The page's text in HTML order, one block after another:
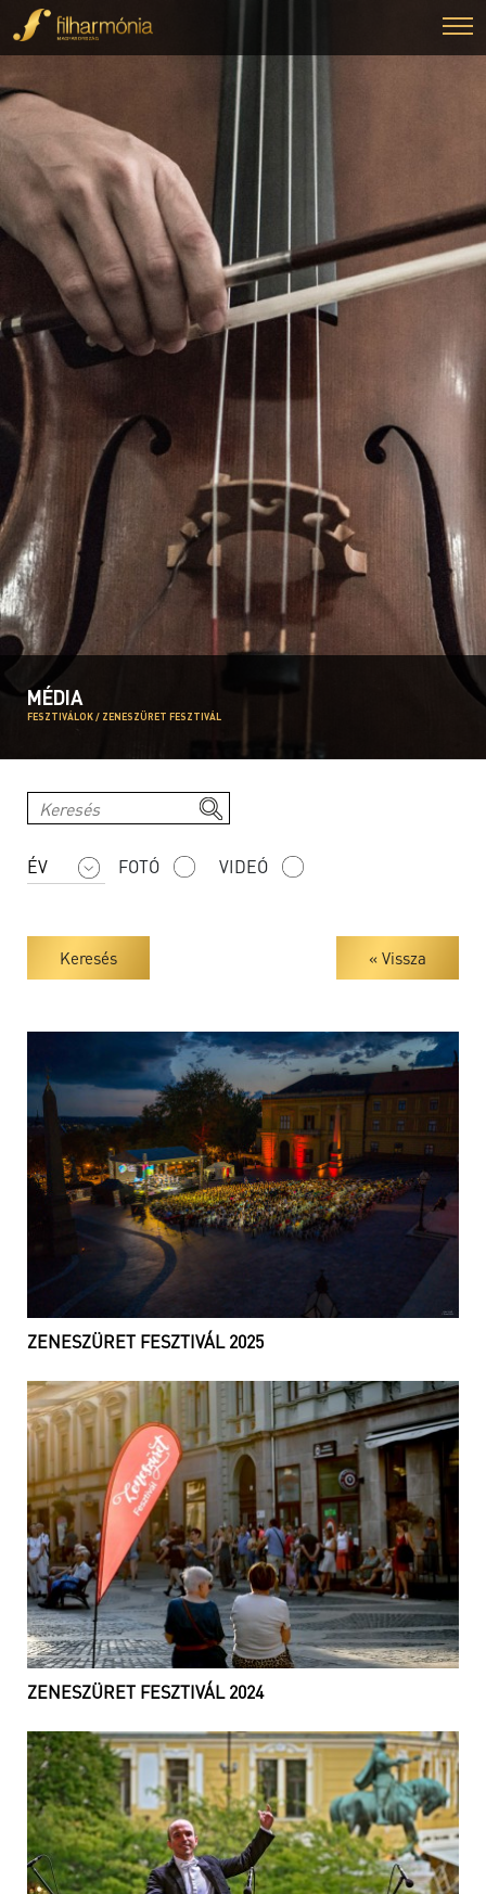
MÉDIA
FESZTIVÁLOK / ZENESZÜRET FESZTIVÁL
FOTÓ VIDEÓ
Keresés « Vissza
ZENESZÜRET FESZTIVÁL 2025
ZENESZÜRET FESZTIVÁL 2024